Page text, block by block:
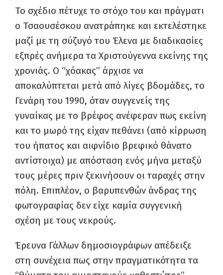
Το σχέδιο πέτυχε το στόχο του και πράγματι
ο Τσαουσέσκου ανατράπηκε και εκτελέστηκε
μαζί με τη σύζυγό του Έλενα με διαδικασίες
εξπρές ανήμερα τα Χριστούγεννα εκείνης της
χρονιάς. Ο “χόακας” άρχισε να
αποκαλύπτεται μετά από λίγες βδομάδες, το
Γενάρη του 1990, όταν συγγενείς της
γυναίκας με το βρέφος ανέφεραν πως εκείνη
και το μωρό της είχαν πεθάνει (από κίρρωση
του ήπατος και αιφνίδιο βρεφικό θάνατο
αντίστοιχα) με απόσταση ενός μήνα μεταξύ
τους μέρες πριν ξεκινήσουν οι ταραχές στην
πόλη. Επιπλέον, ο βαρυπενθών άνδρας της
φωτογραφίας δεν είχε καμία συγγενική
σχέση με τους νεκρούς.
Έρευνα Γάλλων δημοσιογράφων απέδειξε
στη συνέχεια πως στην πραγματικότητα τα